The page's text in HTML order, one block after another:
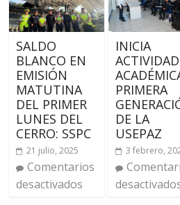
SALDO
BLANCO EN
EMISIÓN
MATUTINA
DEL PRIMER
LUNES DEL
CERRO: SSPC
21 julio, 2025
Comentarios
desactivados
INICIA
PRIMERA
DE LA
USEPAZ
3 febrero,